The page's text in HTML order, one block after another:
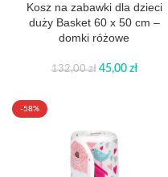
Kosz na zabawki dla dzieci
duży Basket 60 x 50 cm –
domki różowe
132,00zł 45,00 zł
-58%